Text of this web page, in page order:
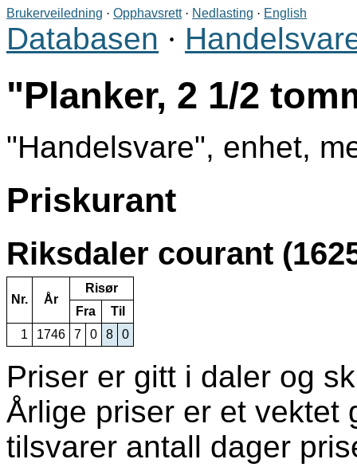
Brukerveiledning · Opphavsrett· Nedlasting · English
Databasen ·
Planker, 2 1/2
Handelsvare , enhet,
Priskurant
Riksdaler courant
Nr. År
Risør
Fra
Til
1
1746 7 0 8 0
Priser er gitt i daler og
Årlige priser er et vektet
tilsvarer antall dager